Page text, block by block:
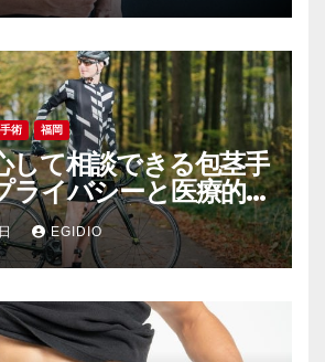
術 福岡
して相談できる包茎手
ライバシーと医療的
した選び方
EGIDIO